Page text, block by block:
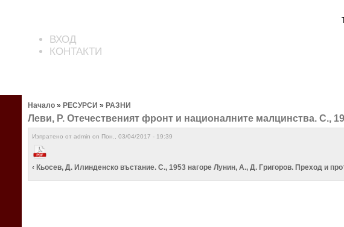
ВХОД
КОНТАКТИ
Начало » РЕСУРСИ » РАЗНИ
Леви, Р. Отечественият фронт и националните малцинства. С.,
Изпратено от admin on Пон., 03/04/2017 - 19:39
‹ Кьосев, Д. Илинденско въстание. С., 1953 нагоре Лунин, А., Д. Григоров. Преход и